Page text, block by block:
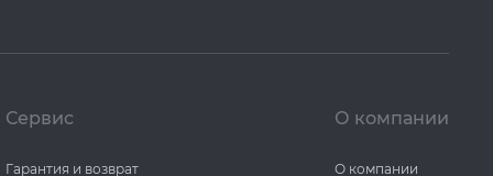
Сервис
Гарантия и возврат
О компании
О компании